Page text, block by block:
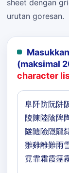
sheet dengan
urutan goresan.
(maksimal
character